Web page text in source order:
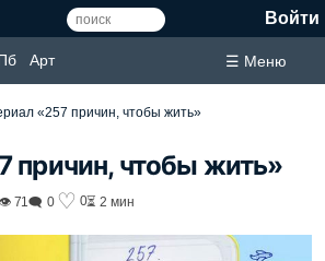
Войти
Арт ☰ Меню
«257 причин, чтобы жить»
причин, чтобы жить»
71🗨 0 ♡ 0⏳ 2 мин